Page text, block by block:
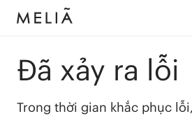
Đã xảy ra lỗi
Trong thời gian khắc phục